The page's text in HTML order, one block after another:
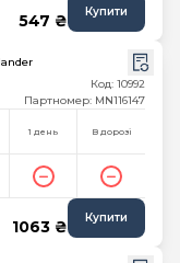
547 ₴ Купити
Код: 10992
Партномер: MN116147
1 день В дорозі
1063 ₴ Купити